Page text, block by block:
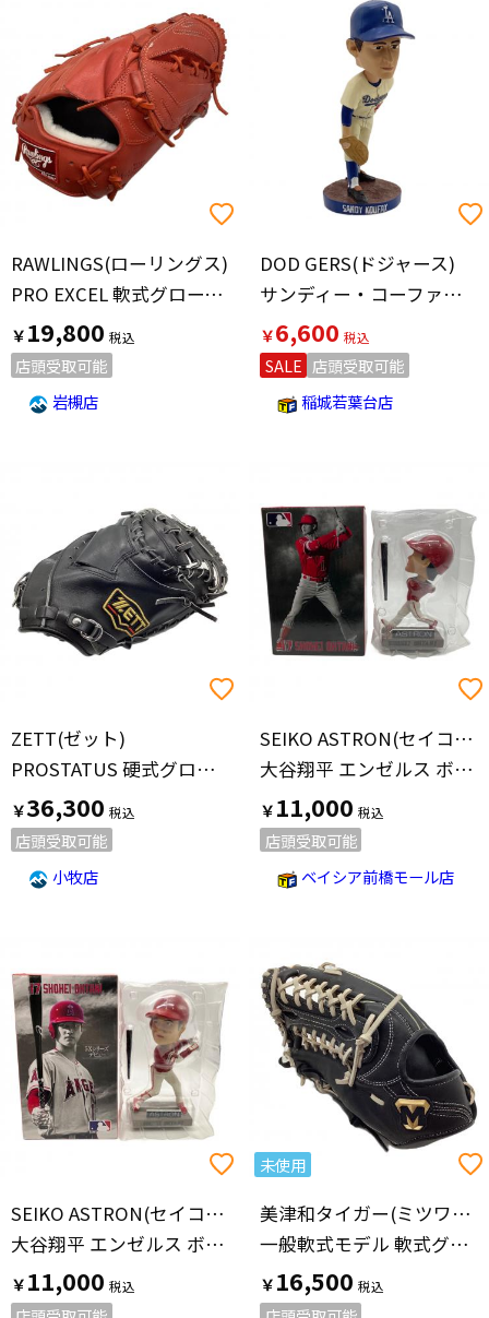
RAWLINGS(ローリングス)
PRO EXCEL 軟式グローブ GR2HEA15MG 29cm レッド
￥19,800
店頭受取可能
岩槻店
DOD GERS(ドジャース)
サンディー・コーファックス ボブルヘッド
￥6,600
SALE 店頭受取可能
稲城若葉台店
ZETT(ゼット)
PROSTATUS 硬式グローブ BPROCM52 約30cm ブラック
￥36,300
店頭受取可能
小牧店
SEIKO ASTRON(セイコー アストロン)
大谷翔平 エンゼルス ボブルヘッド
￥11,000
店頭受取可能
ベイシア前橋モール店
SEIKO ASTRON(セイコー アストロン)
大谷翔平 エンゼルス ボブルヘッド 5Xシリーズデビュー
￥11,000
未使用
美津和タイガー(ミツワタイガー)
一般軟式モデル 軟式グローブ RGT20FWM0F-207H ブラック
￥16,500